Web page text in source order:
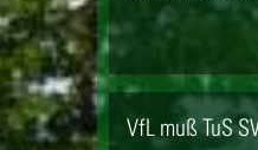
VfL muß TuS